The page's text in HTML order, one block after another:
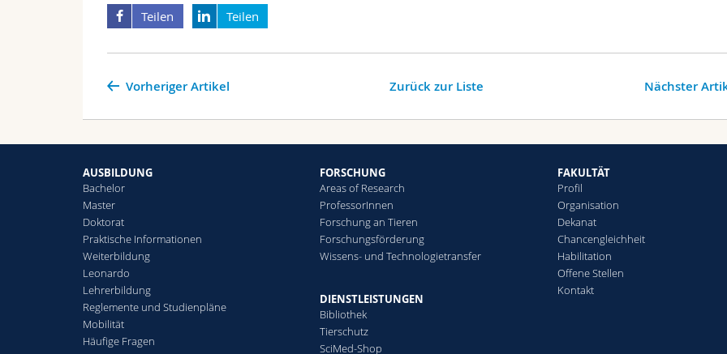
Teilen Teilen
Nächster
Vorheriger Artikel Zurück zur Liste
AUSBILDUNG
Bachelor
Master
Doktorat
Praktische Informationen
Weiterbildung
Leonardo
Lehrerbildung
Reglemente und Studienpläne
Mobilität
Häufige Fragen
FORSCHUNG
Areas of Research
ProfessorInnen
Forschung an Tieren
Forschungsförderung
Wissens- und Technologietransfer
DIENSTLEISTUNGEN
Bibliothek
Tierschutz
SciMed-Shop
FAKULTÄT
Profil
Organisation
Dekanat
Chancengleichheit
Habilitation
Offene Stellen
Kontakt